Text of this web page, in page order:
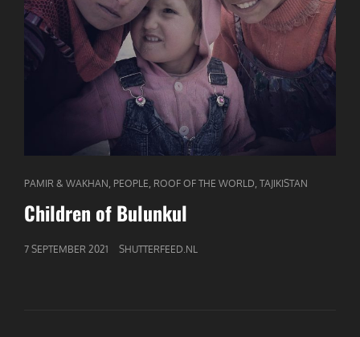
CAT
LINKS
PAMIR & WAKHAN PEOPLE ROOF OF THE WORLD TAJIKISTAN
Children of Bulunkul
GEPUBLICEERD
7 SEPTEMBER 2021 SHUTTERFEED.NL